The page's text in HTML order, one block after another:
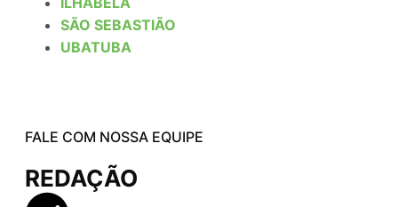
SÃO SEBASTIÃO
UBATUBA
FALE COM NOSSA EQUIPE
REDAÇÃO